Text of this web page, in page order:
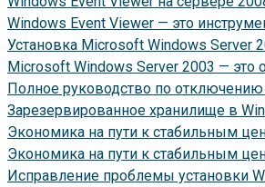
Windows Event Viewer — это
Установка Microsoft Windows Server
Microsoft Windows Server 2003 — это
Полное руководство по
Зарезервированное хранилище в
Экономика на пути к стабильным
Экономика на пути к стабильным
Исправление проблемы установки